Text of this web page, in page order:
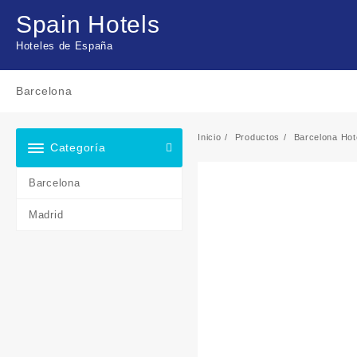
contenido
Spain Hotels
Hoteles de España
Barcelona
Categoría
Barcelona
Madrid
Inicio Productos Barcelona